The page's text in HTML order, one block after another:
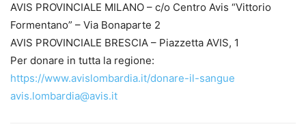
AVIS PROVINCIALE MILANO – c/o Centro Avis “Vittorio
Formentano” – Via Bonaparte 2
AVIS PROVINCIALE BRESCIA – Piazzetta AVIS, 1
Per donare in tutta la regione:
https://www.avislombardia.it/donare-il-sangue
avis.lombardia@avis.it